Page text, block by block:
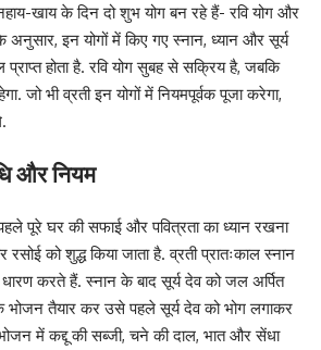
खाय के दिन दो शुभ योग बन रहे हैं- रवि योग और
के अनुसार, इन योगों में किए गए स्नान, ध्यान और सूर्य
होता है. रवि योग सुबह से सक्रिय है, जबकि
जो भी व्रती इन योगों में नियमपूर्वक पूजा करेगा,
और नियम
पूरे घर की सफाई और पवित्रता का ध्यान रखना
को शुद्ध किया जाता है. व्रती प्रातःकाल स्नान
करते हैं. स्नान के बाद सूर्य देव को जल अर्पित
भोजन तैयार कर उसे पहले सूर्य देव को भोग लगाकर
में कद्दू की सब्जी, चने की दाल, भात और सेंधा